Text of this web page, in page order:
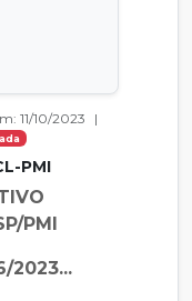
11/10/2023
|
PMI
PMI
2023...